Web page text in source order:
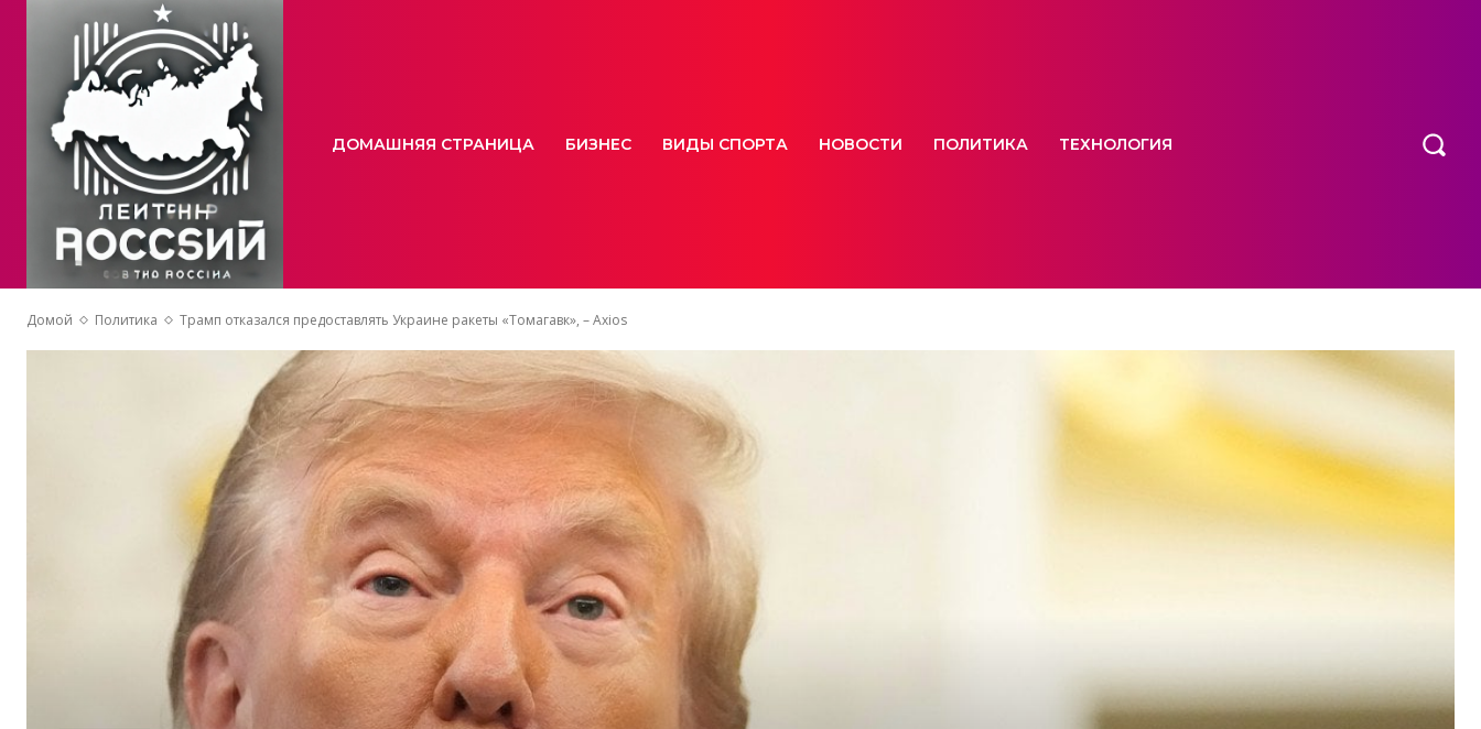
ДОМАШНЯЯ СТРАНИЦА БИЗНЕС ВИДЫ СПОРТА НОВОСТИ ПОЛИТИКА ТЕХНОЛОГИЯ
Домой Политика Трамп отказался предоставлять Украине ракеты «Томагавк», – Axios